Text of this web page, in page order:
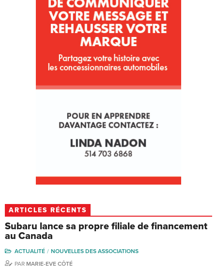
ARTICLES RÉCENTS
Subaru lance sa propre filiale de financement
au Canada
ACTUALITÉ
NOUVELLES DES ASSOCIATIONS
PAR MARIE-EVE CÔTÉ